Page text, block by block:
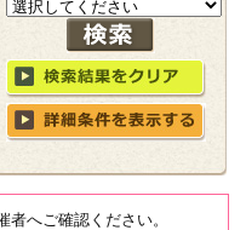
へご確認ください。